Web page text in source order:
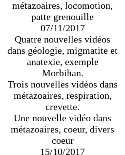
métazoaires, locomotion,
patte grenouille
07/11/2017
Quatre nouvelles vidéos
dans géologie, migmatite et
anatexie, exemple
Morbihan.
Trois nouvelles vidéos dans
métazoaires, respiration,
crevette.
Une nouvelle vidéo dans
métazoaires, coeur, divers
coeur
15/10/2017